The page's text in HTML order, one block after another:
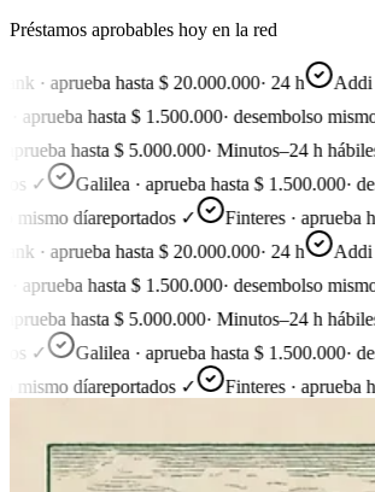
Préstamos aprobables hoy en la red
· aprueba hasta $ 20.000.000·24 h Addi ·
hasta $ 1.500.000·desembolso mismo
hasta $ 5.000.000·Minutos–24 h hábiles
Galilea · aprueba hasta $ 1.500.000·
díareportados ✓ Finteres · aprueba
· aprueba hasta $ 20.000.000·24 h Addi ·
hasta $ 1.500.000·desembolso mismo
hasta $ 5.000.000·Minutos–24 h hábiles
Galilea · aprueba hasta $ 1.500.000·
díareportados ✓ Finteres · aprueba